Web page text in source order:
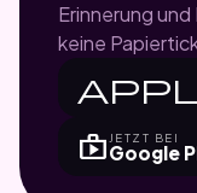
Erinnerung
keine
shop JETZT BEI
Google